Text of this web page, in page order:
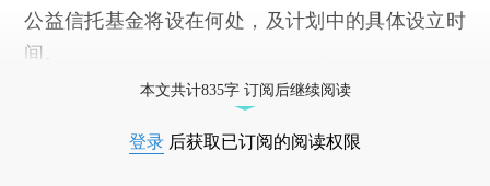
公益信托基金将设在何处，及计划中的具体设立时
间。
本文共计835字 订阅后继续阅读
登录 后获取已订阅的阅读权限